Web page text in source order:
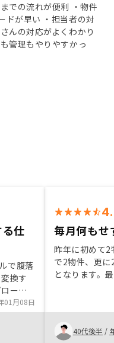
での流れが便利 ・物件
ドが早い ・担当者の対
んの対応がよくわかり
管理もやりやすかっ
仕
で腹落
換す
ーチ
ション
てネッ
01月08日
毎月何もせ
昨年に初めて
で2物件、更
となります。
高が返済され
いうちは保有
ら売却か期限
40代後半 /